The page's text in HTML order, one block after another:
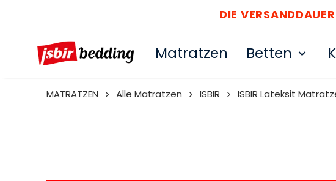
DIE
Matratzen Betten
MATRATZEN Alle Matratzen ISBIR ISBIR Lateksit